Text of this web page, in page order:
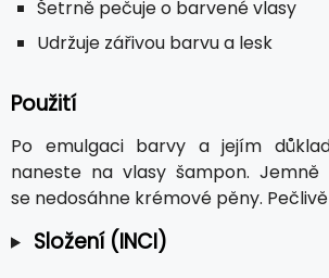
Šetrně pečuje o barvené vlasy
Udržuje zářivou barvu a lesk
Použití
Po emulgaci barvy a jejím
naneste na vlasy šampon. Jemně
se nedosáhne krémové pěny.
Složení (INCI)